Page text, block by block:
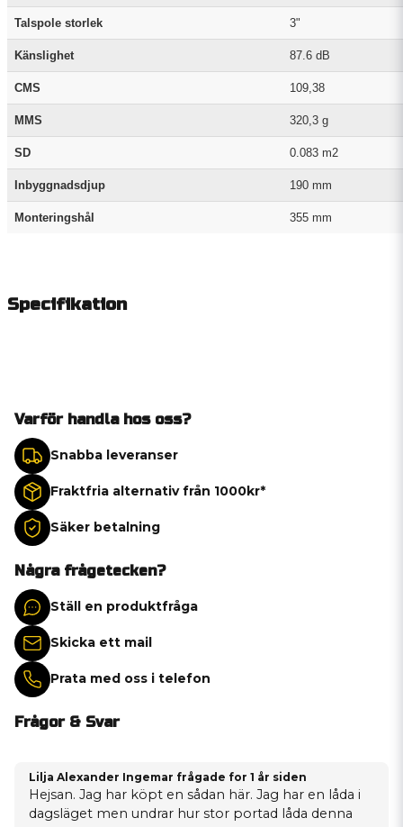
Talspole storlek 3"
Känslighet 87.6 dB
CMS 109,38
MMS 320,3 g
SD 0.083 m2
Inbyggnadsdjup 190 mm
Monteringshål 355 mm
Specifikation
Varför handla hos oss?
Snabba leveranser
Fraktfria alternativ från 1000kr*
Säker betalning
Några frågetecken?
Ställ en produktfråga
Skicka ett mail
Prata med oss i telefon
Frågor & Svar
Lilja Alexander Ingemar frågade for 1 år siden
Hejsan. Jag har köpt en sådan här. Jag har en låda i
dagsläget men undrar hur stor portad låda denna